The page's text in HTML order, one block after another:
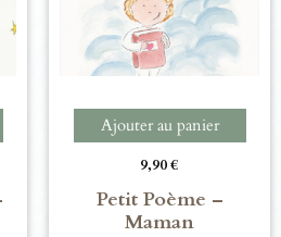
Ajouter au panier
9,90€
Petit Poème –
Maman